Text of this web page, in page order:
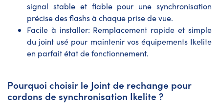
signal stable et fiable pour une synchronisation
précise des flashs à chaque prise de vue.
Facile à installer: Remplacement rapide et simple
du joint usé pour maintenir vos équipements Ikelite
en parfait état de fonctionnement.
Pourquoi choisir le Joint de rechange pour
cordons de synchronisation Ikelite ?